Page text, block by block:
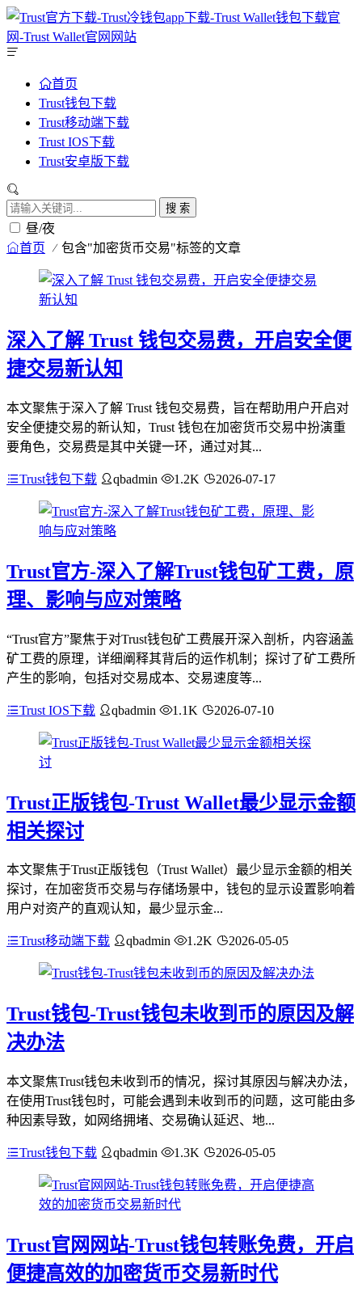
首页
Trust钱包下载
Trust移动端下载
Trust IOS下载
Trust安卓版下载
搜 索
昼/夜
首页 包含"加密货币交易"标签的文章
深入了解 Trust 钱包交易费，开启安全便
捷交易新认知
本文聚焦于深入了解 Trust 钱包交易费，旨在帮助用户开启对
安全便捷交易的新认知，Trust 钱包在加密货币交易中扮演重
要角色，交易费是其中关键一环，通过对其...
Trust钱包下载 qbadmin 1.2K 2026-07-17
Trust官方-深入了解Trust钱包矿工费，原
理、影响与应对策略
“Trust官方”聚焦于对Trust钱包矿工费展开深入剖析，内容涵盖
矿工费的原理，详细阐释其背后的运作机制；探讨了矿工费所
产生的影响，包括对交易成本、交易速度等...
Trust IOS下载 qbadmin 1.1K 2026-07-10
Trust正版钱包-Trust Wallet最少显示金额
相关探讨
本文聚焦于Trust正版钱包（Trust Wallet）最少显示金额的相关
探讨，在加密货币交易与存储场景中，钱包的显示设置影响着
用户对资产的直观认知，最少显示金...
Trust移动端下载 qbadmin 1.2K 2026-05-05
Trust钱包-Trust钱包未收到币的原因及解
决办法
本文聚焦Trust钱包未收到币的情况，探讨其原因与解决办法，
在使用Trust钱包时，可能会遇到未收到币的问题，这可能由多
种因素导致，如网络拥堵、交易确认延迟、地...
Trust钱包下载 qbadmin 1.3K 2026-05-05
Trust官网网站-Trust钱包转账免费，开启
便捷高效的加密货币交易新时代